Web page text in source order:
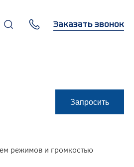
Заказать звонок
Запросить
режимов и громкостью